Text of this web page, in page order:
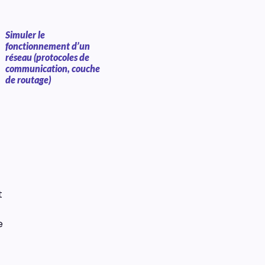
Simuler le
fonctionnement d’un
réseau (protocoles de
communication, couche
de routage)